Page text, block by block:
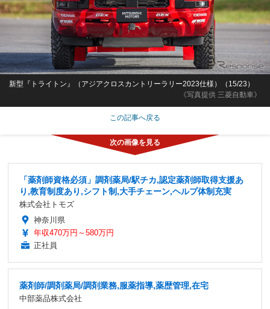
《写真提供 三菱自動車》
新型『トライトン』（アジアクロスカントリーラリー2023仕様）（15/23）
この記事へ戻る
「薬剤師資格必須」調剤薬局/駅チカ,認定薬剤師取得支援あ
り,教育制度あり,シフト制,大手チェーン,ヘルプ体制充実
株式会社トモズ
神奈川県
年収470万円～580万円
正社員
薬剤師/調剤薬局/調剤業務,服薬指導,薬歴管理,在宅
中部薬品株式会社